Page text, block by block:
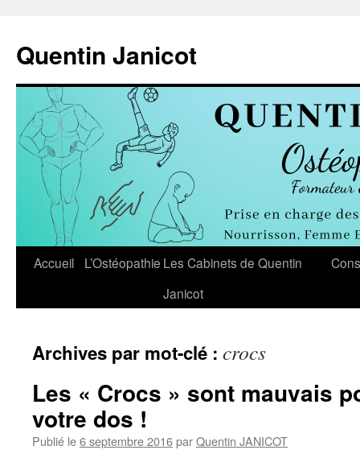
contenu
Quentin Janicot
Accueil L’Ostéopathie Les Cabinets de Quentin
Janicot
Archives par mot-clé : crocs
Les « Crocs » sont mauvais
votre dos !
Publié le6 septembre 2016parQuentin JANICOT